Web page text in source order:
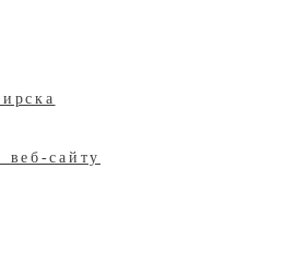
сайту